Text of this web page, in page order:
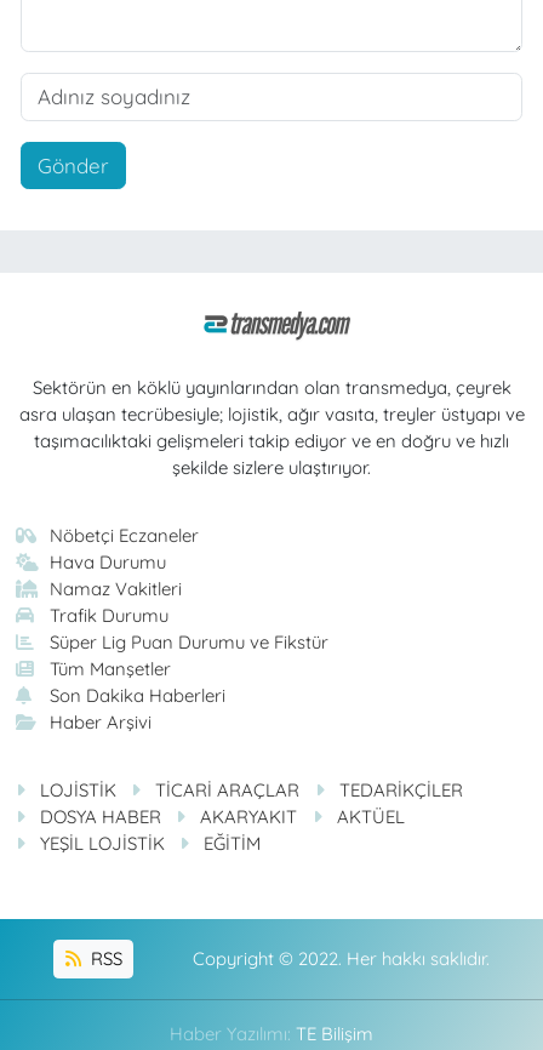
Gönder
Sektörün en köklü yayınlarından olan transmedya, çeyrek
asra ulaşan tecrübesiyle; lojistik, ağır vasıta, treyler üstyapı ve
taşımacılıktaki gelişmeleri takip ediyor ve en doğru ve hızlı
şekilde sizlere ulaştırıyor.
Nöbetçi Eczaneler
Hava Durumu
Namaz Vakitleri
Trafik Durumu
Süper Lig Puan Durumu ve Fikstür
Tüm Manşetler
Son Dakika Haberleri
Haber Arşivi
LOJİSTİK TİCARİ ARAÇLAR
TEDARİKÇİLER
DOSYA HABER
AKARYAKIT
AKTÜEL
YEŞİL LOJİSTİK
EĞİTİM
RSS Copyright © 2022. Her hakkı saklıdır.
Haber Yazılımı: TE Bilişim